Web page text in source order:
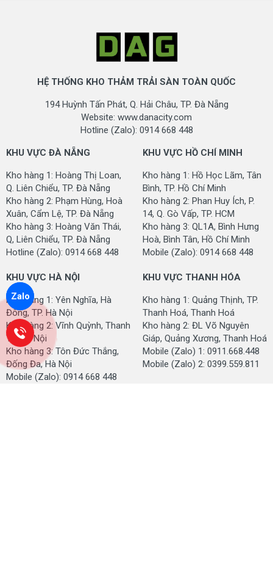
HỆ THỐNG KHO THẢM TRẢI SÀN TOÀN QUỐC
194 Huỳnh Tấn Phát, Q. Hải Châu, TP. Đà Nẵng
Website: www.danacity.com
Hotline (Zalo): 0914 668 448
KHU VỰC ĐÀ NẴNG
Kho hàng 1: Hoàng Thị Loan,
Q. Liên Chiểu, TP. Đà Nẵng
Kho hàng 2: Phạm Hùng, Hoà
Xuân, Cẩm Lệ, TP. Đà Nẵng
Kho hàng 3: Hoàng Văn Thái,
Q, Liên Chiểu, TP. Đà Nẵng
Hotline (Zalo): 0914 668 448
KHU VỰC HỒ CHÍ MINH
Kho hàng 1: Hồ Học Lãm, Tân
Bình, TP. Hồ Chí Minh
Kho hàng 2: Phan Huy Ích, P.
14, Q. Gò Vấp, TP. HCM
Kho hàng 3: QL1A, Bình Hưng
Hoà, Bình Tân, Hồ Chí Minh
Mobile (Zalo): 0914 668 448
KHU VỰC HÀ NỘI
Kho hàng 1: Yên Nghĩa, Hà
Đông, TP. Hà Nội
Kho hàng 2: Vĩnh Quỳnh, Thanh
Trì, Hà Nội
Kho hàng 3: Tôn Đức Thắng,
Đống Đa, Hà Nội
Mobile (Zalo): 0914 668 448
KHU VỰC THANH HÓA
Kho hàng 1: Quảng Thịnh, TP.
Thanh Hoá, Thanh Hoá
Kho hàng 2: ĐL Võ Nguyên
Giáp, Quảng Xương, Thanh Hoá
Mobile (Zalo) 1: 0911.668.448
Mobile (Zalo) 2: 0399.559.811
Zalo